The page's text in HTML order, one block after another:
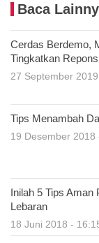
Baca
Cerdas Berdemo,
Tingkatkan
27 September
Tips Menambah
19 Desember 2018
Inilah 5 Tips
Lebaran
18 Juni 2018 -